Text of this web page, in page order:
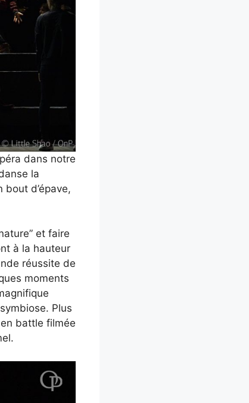
dans notre
la
d’épave,
et faire
à la hauteur
réussite de
moments
Plus
battle filmée